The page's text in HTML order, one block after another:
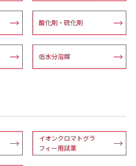
酸化剤・硫化剤
低水分溶媒
イオンクロマトグラ
フィー用試薬